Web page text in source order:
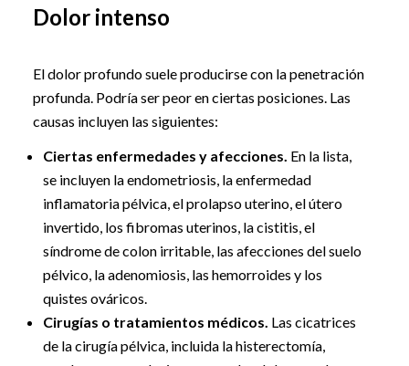
Dolor intenso
El dolor profundo suele producirse con la penetración
profunda. Podría ser peor en ciertas posiciones. Las
causas incluyen las siguientes:
Ciertas enfermedades y afecciones. En la lista,
se incluyen la endometriosis, la enfermedad
inflamatoria pélvica, el prolapso uterino, el útero
invertido, los fibromas uterinos, la cistitis, el
síndrome de colon irritable, las afecciones del suelo
pélvico, la adenomiosis, las hemorroides y los
quistes ováricos.
Cirugías o tratamientos médicos. Las cicatrices
de la cirugía pélvica, incluida la histerectomía,